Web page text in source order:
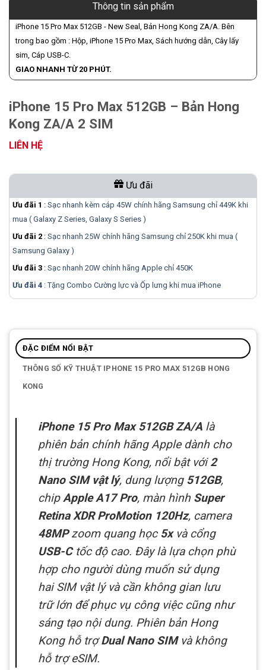
Thông tin sản phẩm
iPhone 15 Pro Max 512GB - New Seal, Bản Hong Kong ZA/A. Bên
trong bao gồm : Hộp, iPhone 15 Pro Max, Sách hướng dẫn, Cây lấy
sim, Cáp USB-C.
GIAO NHANH TỪ 20 PHÚT.
iPhone 15 Pro Max 512GB – Bản Hong
Kong ZA/A 2 SIM
LIÊN HỆ
Ưu đãi
Ưu đãi 1 : Sạc nhanh kèm cáp 45W chính hãng Samsung chỉ 449K khi
mua ( Galaxy Z Series, Galaxy S Series )
Ưu đãi 2 : Sạc nhanh 25W chính hãng Samsung chỉ 250K khi mua (
Samsung Galaxy )
Ưu đãi 3 : Sạc nhanh 20W chính hãng Apple chỉ 450K
Ưu đãi 4 : Tặng Combo Cường lực và Ốp lưng khi mua iPhone
ĐẶC ĐIỂM NỔI BẬT
THÔNG SỐ KỸ THUẬT IPHONE 15 PRO MAX 512GB HONG
KONG
iPhone 15 Pro Max 512GB ZA/A là
phiên bản chính hãng Apple dành cho
thị trường Hong Kong, nổi bật với2
Nano SIM vật lý, dung lượng 512GB,
chipApple A17 Pro, màn hình Super
Retina XDR ProMotion 120Hz, camera
48MPzoom quang học5xvà cổng
USB-Ctốc độ cao. Đây là lựa chọn phù
hợp cho người dùng muốn sử dụng
hai SIM vật lý và cần không gian lưu
trữ lớn để phục vụ công việc cũng như
sáng tạo nội dung. Phiên bản Hong
Kong hỗ trợDual Nano SIMvà không
hỗ trợ eSIM.